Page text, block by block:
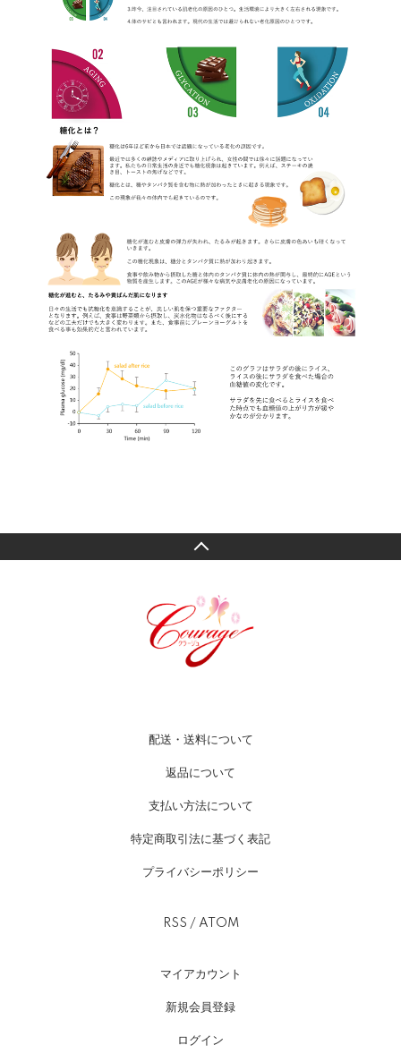
配送・送料について
返品について
支払い方法について
特定商取引法に基づく表記
プライバシーポリシー
RSS / ATOM
マイアカウント
新規会員登録
ログイン